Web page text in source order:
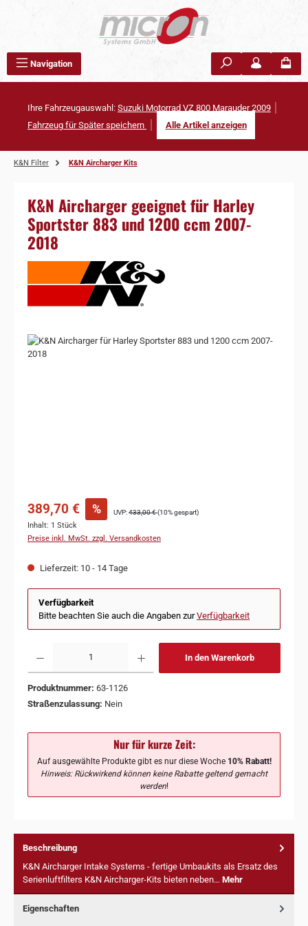
Navigation
Ihre Fahrzeugauswahl: Suzuki Motorrad VZ 800 Marauder 2009
Fahrzeug für Später speichern
Alle Artikel anzeigen
K&N Filter K&N Aircharger Kits
K&N Aircharger geeignet für Harley
Sportster 883 und 1200 ccm 2007-
2018
Bildergalerie überspringen
389,70 € % UVP:433,00 €(10% gespart)
Inhalt: 1 Stück
Preise inkl. MwSt. zzgl. Versandkosten
Lieferzeit: 10 - 14 Tage
Verfügbarkeit
Bitte beachten Sie auch die Angaben zurVerfügbarkeit
In den Warenkorb
Produktnummer: 63-1126
Straßenzulassung: Nein
Nur für kurze Zeit:
Auf ausgewählte Produkte gibt es nur diese Woche10% Rabatt!
Hinweis: Rückwirkend können keine Rabatte geltend gemacht
werden!
Beschreibung
K&N Aircharger Intake Systems - fertige Umbaukits als Ersatz des
Serienluftfilters K&N Aircharger-Kits bieten neben… Mehr
Eigenschaften